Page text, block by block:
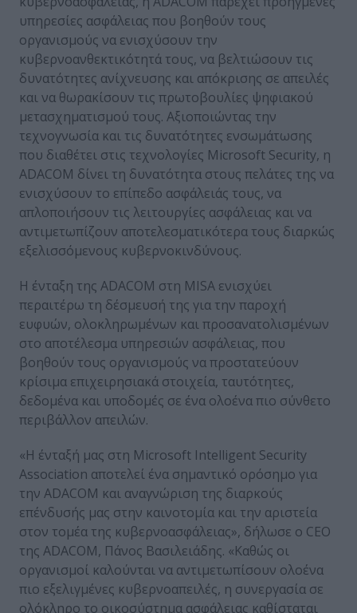
υπηρεσίες ασφάλειας που βοηθούν τους
οργανισμούς να ενισχύσουν την
κυβερνοανθεκτικότητά τους, να βελτιώσουν τις
δυνατότητες ανίχνευσης και απόκρισης σε απειλές
και να θωρακίσουν τις πρωτοβουλίες ψηφιακού
μετασχηματισμού τους. Αξιοποιώντας την
τεχνογνωσία και τις δυνατότητες ενσωμάτωσης
που διαθέτει στις τεχνολογίες Microsoft Security, η
ADACOM δίνει τη δυνατότητα στους πελάτες της να
ενισχύσουν το επίπεδο ασφάλειάς τους, να
απλοποιήσουν τις λειτουργίες ασφάλειας και να
αντιμετωπίζουν αποτελεσματικότερα τους διαρκώς
εξελισσόμενους κυβερνοκινδύνους.
Η ένταξη της ADACOM στη MISA ενισχύει
περαιτέρω τη δέσμευσή της για την παροχή
ευφυών, ολοκληρωμένων και προσανατολισμένων
στο αποτέλεσμα υπηρεσιών ασφάλειας, που
βοηθούν τους οργανισμούς να προστατεύουν
κρίσιμα επιχειρησιακά στοιχεία, ταυτότητες,
δεδομένα και υποδομές σε ένα ολοένα πιο σύνθετο
περιβάλλον απειλών.
«Η ένταξή μας στη Microsoft Intelligent Security
Association αποτελεί ένα σημαντικό ορόσημο για
την ADACOM και αναγνώριση της διαρκούς
επένδυσής μας στην καινοτομία και την αριστεία
στον τομέα της κυβερνοασφάλειας», δήλωσε ο CEO
της ADACOM, Πάνος Βασιλειάδης. «Καθώς οι
οργανισμοί καλούνται να αντιμετωπίσουν ολοένα
πιο εξελιγμένες κυβερνοαπειλές, η συνεργασία σε
ολόκληρο το οικοσύστημα ασφάλειας καθίσταται